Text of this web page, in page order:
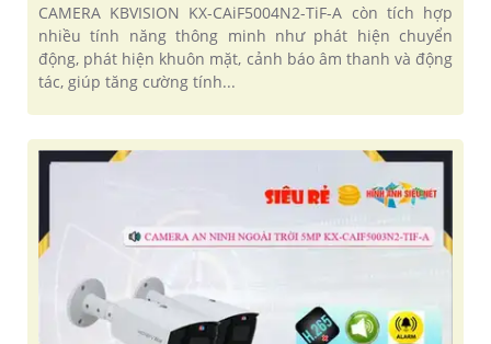
CAMERA KBVISION KX-CAiF5004N2-TiF-A còn tích hợp
nhiều tính năng thông minh như phát hiện chuyển
động, phát hiện khuôn mặt, cảnh báo âm thanh và động
tác, giúp tăng cường tính...